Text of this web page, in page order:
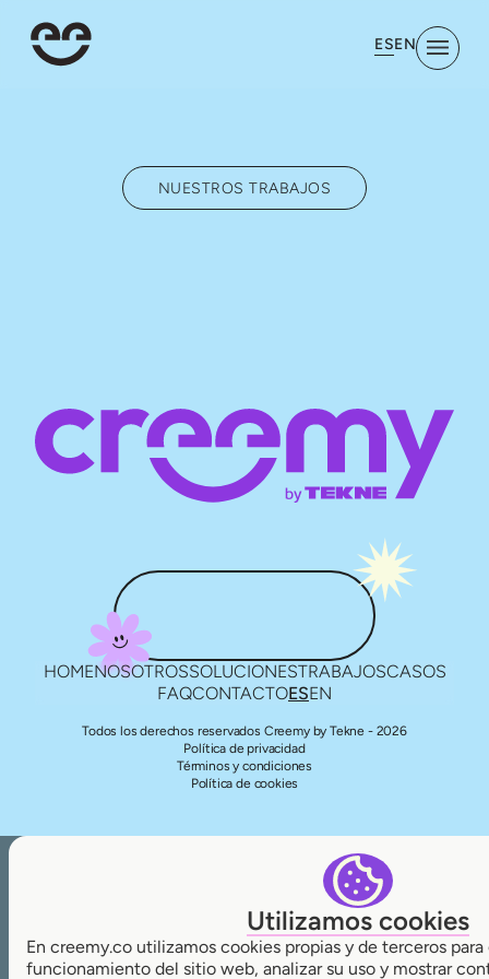
ESEN
NUESTROS TRABAJOS
HOMENOSOTROSSOLUCIONESTRABAJOSCASOS
FAQCONTACTOESEN
Todos los derechos reservados Creemy by Tekne - 2026
Política de privacidad
Términos y condiciones
Política de cookies
Utilizamos cookies
En creemy.co utilizamos cookies propias y de terceros
funcionamiento del sitio web, analizar su uso y mostrar